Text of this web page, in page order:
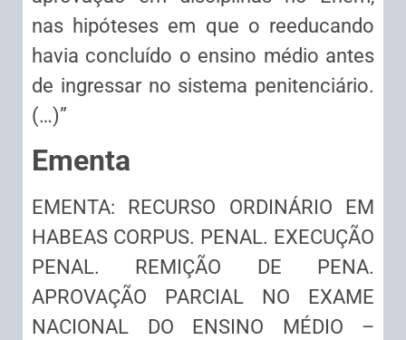
nas hipóteses em que o reeducando
havia concluído o ensino médio antes
de ingressar no sistema penitenciário.
(…)”
Ementa
EMENTA: RECURSO ORDINÁRIO EM
HABEAS CORPUS. PENAL. EXECUÇÃO
PENAL. REMIÇÃO DE PENA.
APROVAÇÃO PARCIAL NO EXAME
NACIONAL DO ENSINO MÉDIO –